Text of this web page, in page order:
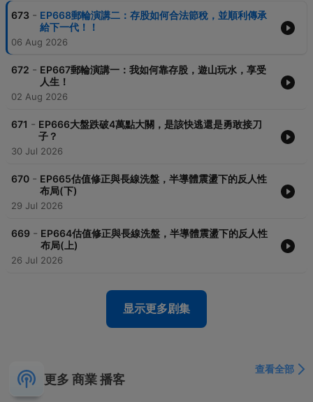
673 - EP668郵輪演講二：存股如何合法節稅，並順利傳承
給下一代！！
06 Aug 2026
672 - EP667郵輪演講一：我如何靠存股，遊山玩水，享受
人生！
02 Aug 2026
671 - EP666大盤跌破4萬點大關，是該快逃還是勇敢接刀
子？
30 Jul 2026
670 - EP665估值修正與長線洗盤，半導體震盪下的反人性
布局(下)
29 Jul 2026
669 - EP664估值修正與長線洗盤，半導體震盪下的反人性
布局(上)
26 Jul 2026
显示更多剧集
更多 商業 播客
查看全部